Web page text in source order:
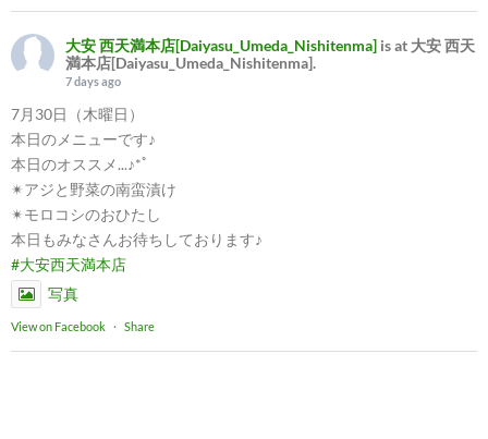
大安 西天満本店[Daiyasu_Umeda_Nishitenma] is at 大安 西天
満本店[Daiyasu_Umeda_Nishitenma].
7 days ago
7月30日（木曜日）
本日のメニューです♪
本日のオススメ...♪*ﾟ
✴︎アジと野菜の南蛮漬け
✴︎モロコシのおひたし
本日もみなさんお待ちしております♪
#大安西天満本店
写真
View on Facebook · Share